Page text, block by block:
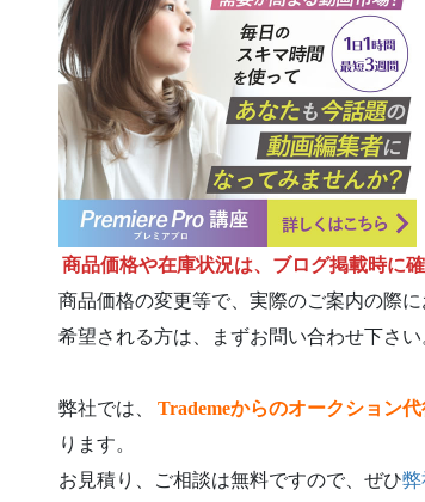
商品価格や在庫状況は、ブログ掲載時に確
商品価格の変更等で、実際のご案内の際
希望される方は、まずお問い合わせ下さい
弊社では、 Trademeからのオークション
ります。
お見積り、ご相談は無料ですので、ぜひ弊